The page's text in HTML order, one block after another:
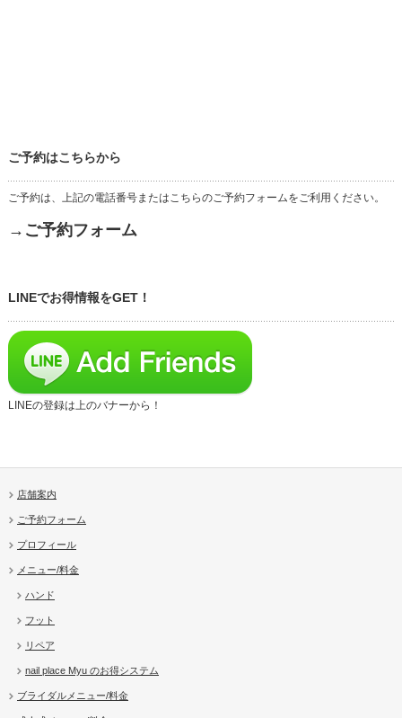
ご予約はこちらから
ご予約は、上記の電話番号またはこちらのご予約フォームをご利用ください。
→ご予約フォーム
LINEでお得情報をGET！
LINEの登録は上のバナーから！
店舗案内
ご予約フォーム
プロフィール
メニュー/料金
ハンド
フット
リペア
nail place Myu のお得システム
ブライダルメニュー/料金